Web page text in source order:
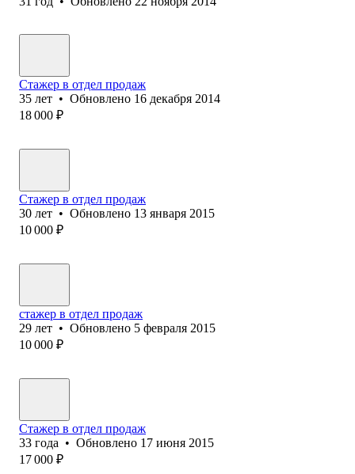
Стажер в отдел продаж
35 лет • Обновлено 16 декабря 2014
18 000 ₽
Стажер в отдел продаж
30 лет • Обновлено 13 января 2015
10 000 ₽
стажер в отдел продаж
29 лет • Обновлено 5 февраля 2015
10 000 ₽
Стажер в отдел продаж
33 года • Обновлено 17 июня 2015
17 000 ₽